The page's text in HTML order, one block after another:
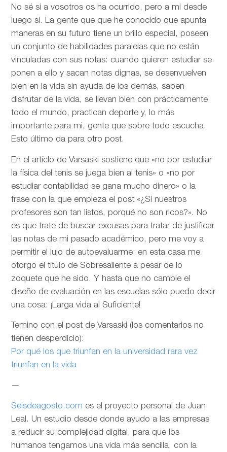
No sé si a vosotros os ha ocurrido, pero a mi desde
luego sí. La gente que que he conocido que apunta
maneras en su futuro tiene un brillo especial, poseen
un conjunto de habilidades paralelas que no están
vinculadas con sus notas: cuando quieren estudiar se
ponen a ello y sacan notas dignas, se desenvuelven
bien en la vida sin ayuda de los demás, saben
disfrutar de la vida, se llevan bien con prácticamente
todo el mundo, practican deporte y, lo más
importante para mi, gente que sobre todo escucha.
Esto último da para otro post.
En el artíclo deVarsaski sostiene que «no por estudiar
la física del tenis se juega bien al tenis» o «no por
estudiar contabilidad se gana mucho dinero» o la
frase con la que empieza el post «¿Si nuestros
profesores son tan listos, porqué no son ricos?». No
es que trate de buscar excusas para tratar de justificar
las notas de mi pasado académico, pero me voy a
permitir el lujo de autoevaluarme: en esta casa me
otorgo el título de Sobresaliente a pesar de lo
zoquete que he sido. Y hasta que no cambie el
diseño de evaluación en las escuelas sólo puedo decir
una cosa: ¡Larga vida al Suficiente!
Temino con el post de Varsaski (los comentarios no
tienen desperdicio):
Por qué los que triunfan en la universidad rara vez
triunfan en la vida
—
Seisdeagosto.com es el proyecto personal de Juan
Leal. Un estudio desde donde ayudo a las empresas
a reducir su complejidad digital, para que los
humanos tengamos una vida más sencilla, con la